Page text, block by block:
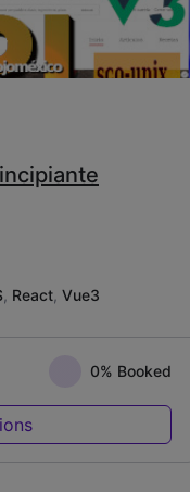
React Vue3
0% Booked